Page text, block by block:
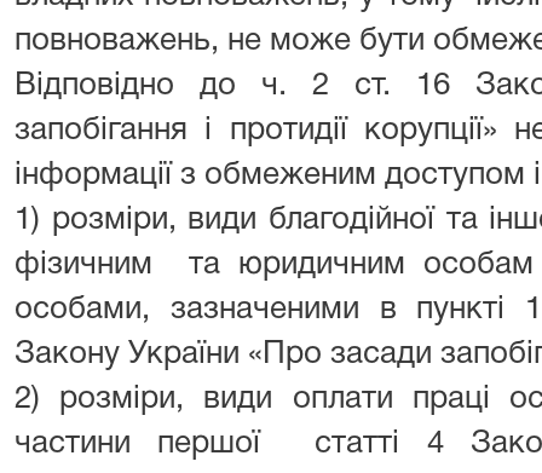
повноважень, не може бути
Відповідно до ч. 2 ст. 16
запобігання і протидії
інформації з обмеженим доступом
1) розміри, види благодійної та
фізичним та юридичним
особами, зазначеними в пункті
Закону України «Про засади
2) розміри, види оплати праці
частини першої статті 4